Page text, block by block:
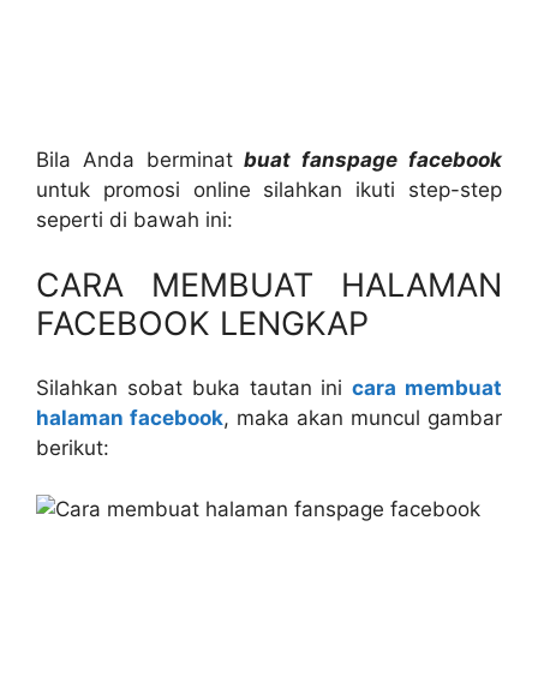
Bila Anda berminat buat fanspage facebook
untuk promosi online silahkan ikuti step-step
seperti di bawah ini:
CARA MEMBUAT HALAMAN
FACEBOOK LENGKAP
Silahkan sobat buka tautan inicara membuat
halaman facebook, maka akan muncul gambar
berikut: